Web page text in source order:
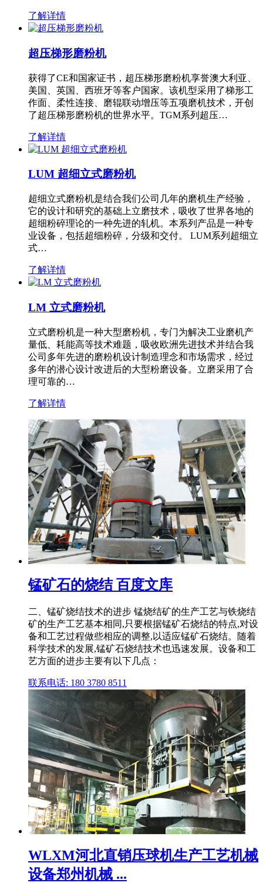
了解详情
超压梯形磨粉机
获得了CE和国家证书，超压梯形磨粉机享誉澳大利亚、
美国、英国、西班牙等客户国家。该机型采用了梯形工
作面、柔性连接、磨辊联动增压等五项磨机技术，开创
了超压梯形磨粉机的世界水平。TGM系列超压…
了解详情
LUM 超细立式磨粉机
超细立式磨粉机是结合我们公司几年的磨机生产经验，
它的设计和研究的基础上立磨技术，吸收了世界各地的
超细粉碎理论的一种先进的轧机。本系列产品是一种专
业设备，包括超细粉碎，分级和交付。 LUM系列超细立
式…
了解详情
LM 立式磨粉机
立式磨粉机是一种大型磨粉机，专门为解决工业磨机产
量低、耗能高等技术难题，吸收欧洲先进技术并结合我
公司多年先进的磨粉机设计制造理念和市场需求，经过
多年的潜心设计改进后的大型粉磨设备。立磨采用了合
理可靠的…
了解详情
锰矿石的烧结 百度文库
二、锰矿烧结技术的进步 锰烧结矿的生产工艺与铁烧结
矿的生产工艺基本相同,只要根据锰矿石烧结的特点,对设
备和工艺过程做些相应的调整,以适应锰矿石烧结。随着
科学技术的发展,锰矿石烧结技术也迅速发展。设备和工
艺方面的进步主要有以下几点：
联系电话: 180 3780 8511
WLXM河北直销压球机生产工艺机械
设备郑州机械 ...